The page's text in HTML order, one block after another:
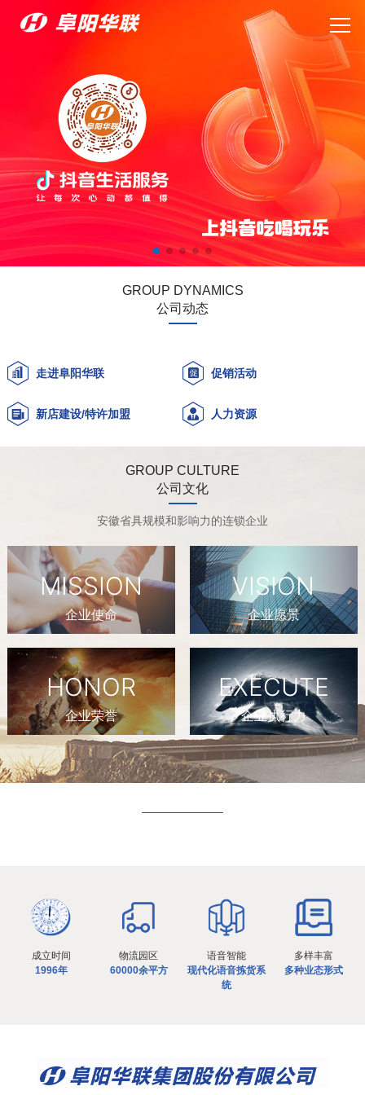
GROUP DYNAMICS
公司动态
走进阜阳华联 促销活动
新店建设/特许加盟 人力资源
GROUP CULTURE
公司文化
安徽省具规模和影响力的连锁企业
MISSION
企业使命
VISION
企业愿景
HONOR
企业荣誉
EXECUTE
企业执行力
成立时间
1996年
物流园区
60000余平方
语音智能
现代化语音拣货系
统
多样丰富
多种业态形式